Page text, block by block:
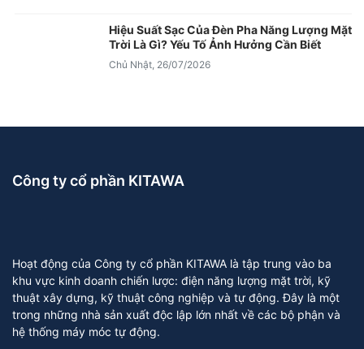
Hiệu Suất Sạc Của Đèn Pha Năng Lượng Mặt
Trời Là Gì? Yếu Tố Ảnh Hưởng Cần Biết
Chủ Nhật, 26/07/2026
Công ty cổ phần KITAWA
Hoạt động của Công ty cổ phần KITAWA là tập trung vào ba
khu vực kinh doanh chiến lược: điện năng lượng mặt trời, kỹ
thuật xây dựng, kỹ thuật công nghiệp và tự động. Đây là một
trong những nhà sản xuất độc lập lớn nhất về các bộ phận và
hệ thống máy móc tự động.